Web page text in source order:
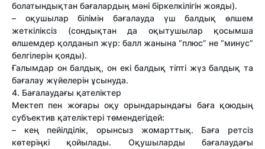
болатындықтан бағалардың мəні біркелкілігін жояды).
– оқушылар білімін бағалауда үш балдық өлшем
жеткіліксіз (сондықтан да оқытушылар қосымша
өлшемдер қолданып жүр: балл жанына “плюс” не “минус”
белгілерін қояды).
Ғалымдар он балдық, он екі балдық тіпті жүз балдық та
бағалау жүйелерін ұсынуда.
4. Бағалаудағы қателіктер
Мектеп пен жоғары оқу орындарындағы баға қоюдың
субъектив қателіктері төмендегідей:
– кең пейілділік, орынсыз жомарттық. Баға ретсіз
көтеріңкі қойылады. Оқушыларды бағалаудағы